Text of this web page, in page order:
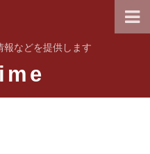
報などを提供します